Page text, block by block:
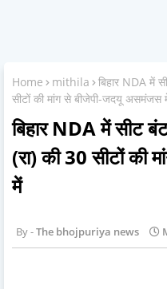
Home mithila
बिहार NDA में
सीटों की मांग से बीजेपी-जदयू असमंजस
बिहार NDA में सीट
(रा) की 30 सीटों की
में
The bhojpuriya news